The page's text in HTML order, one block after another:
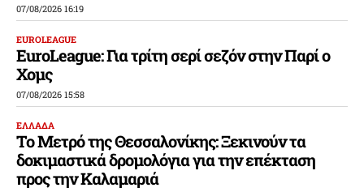
07/08/2026 16:19
EUROLEAGUE
EuroLeague: Για τρίτη σερί σεζόν στην Παρί ο
Χομς
07/08/2026 15:58
ΕΛΛΑΔΑ
Το Μετρό της Θεσσαλονίκης: Ξεκινούν τα
δοκιμαστικά δρομολόγια για την επέκταση
προς την Καλαμαριά